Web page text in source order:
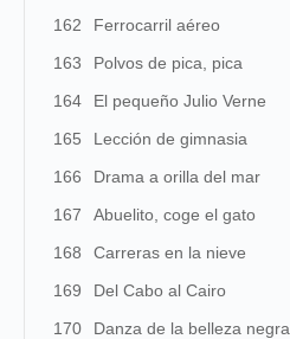
162
Ferrocarril aéreo
163
Polvos de pica, pica
164
El pequeño Julio Verne
165
Lección de gimnasia
166
Drama a orilla del mar
167
Abuelito, coge el gato
168
Carreras en la nieve
169
Del Cabo al Cairo
170
Danza de la belleza negra